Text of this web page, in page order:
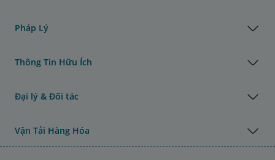
Pháp Lý
Thông Tin Hữu Ích
Đại lý & Đối tác
Vận Tải Hàng Hóa